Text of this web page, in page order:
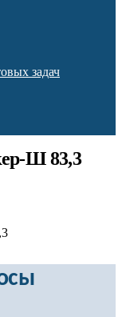
задач
Ш 83,3